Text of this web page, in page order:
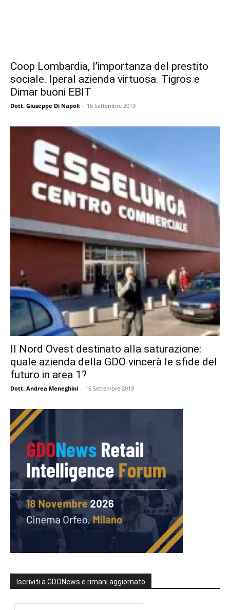
Coop Lombardia, l’importanza del prestito
sociale. Iperal azienda virtuosa. Tigros e
Dimar buoni EBIT
Dott. Giuseppe Di Napoli - 16 Settembre 2019
Il Nord Ovest destinato alla saturazione:
quale azienda della GDO vincerà le sfide del
futuro in area 1?
Dott. Andrea Meneghini - 16 Settembre 2019
Iscriviti a GDONews e rimani aggiornato